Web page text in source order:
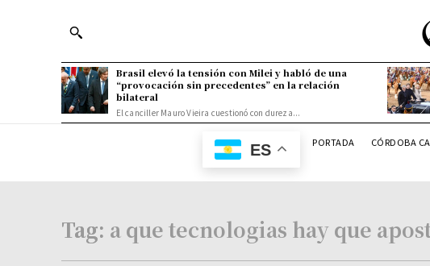
Brasil elevó la tensión con Milei y habló de una
“provocación sin precedentes” en la relación
bilateral
El canciller Mauro Vieira cuestionó con dureza...
ES PORTADA CÓRDOBA
Tag: a que tecnologias hay que